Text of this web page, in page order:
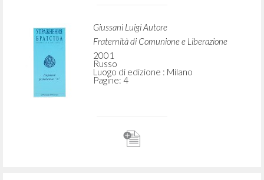
Giussani Luigi Autore
Fraternità di Comunione e Liberazione
2001
Russo
Luogo di edizione : Milano
Pagine: 4